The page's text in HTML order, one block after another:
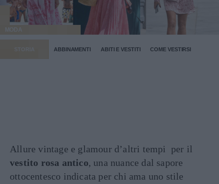
MODA
STORIA ABBINAMENTI ABITI E VESTITI COME VESTIRSI
Allure vintage e glamour d’altri tempi per il
vestito rosa antico, una nuance dal sapore
ottocentesco indicata per chi ama uno stile